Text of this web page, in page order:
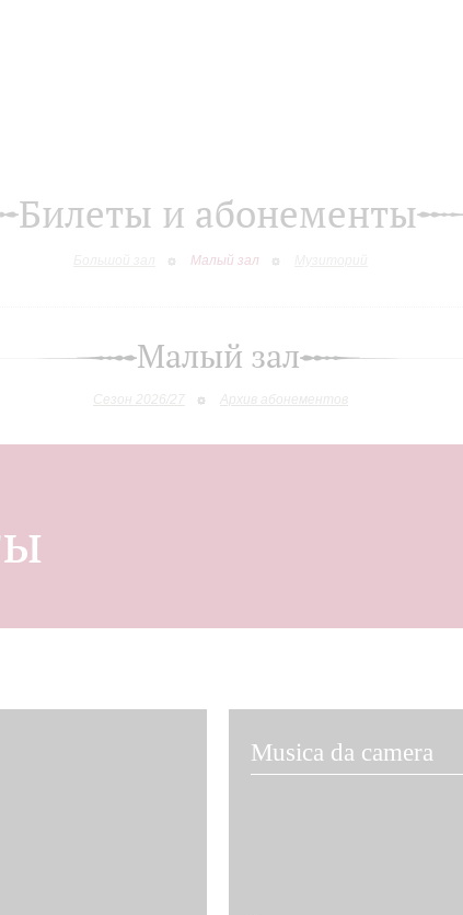
Билеты и абонементы
Малый зал
Малый зал
Сезон 2026/27 Архив абонементов
Musica dа сamera